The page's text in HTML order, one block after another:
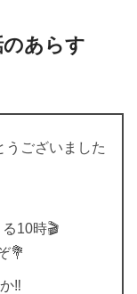
あらす
ございました
10時🎬
💐
‼️